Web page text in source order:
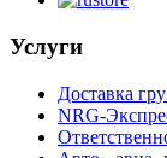
Услуги
Доставка
NRG-